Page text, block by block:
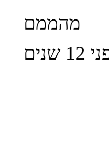
מהממם